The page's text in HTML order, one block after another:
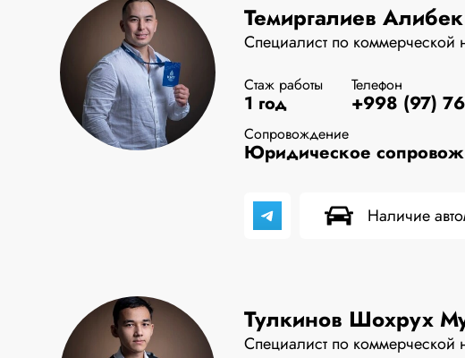
Темиргалиев Алибек
Специалист по коммерческой
Стаж работы
1 год
Телефон
+998 (97)
Сопровождение
Юридическое
Наличие
Тулкинов Шохрух
Специалист по коммерческой